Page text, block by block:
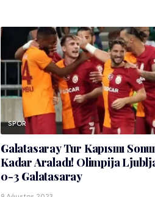
SPOR
Galatasaray Tur Kapısını
Kadar Araladı! Olimpija
0-3 Galatasaray